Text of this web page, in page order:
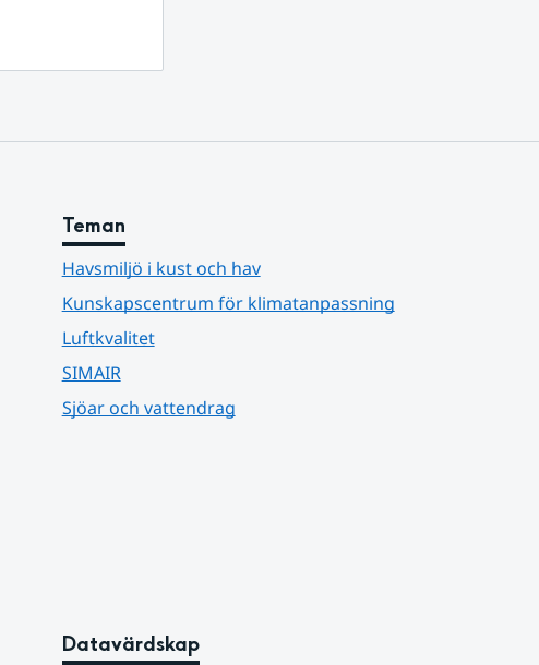
Teman
Havsmiljö i kust och hav
Kunskapscentrum för klimatanpassning
Luftkvalitet
SIMAIR
Sjöar och vattendrag
Datavärdskap